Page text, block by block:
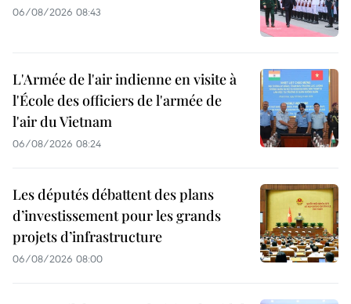
06/08/2026 08:43
L'Armée de l'air indienne en visite à
l'École des officiers de l'armée de
l'air du Vietnam
06/08/2026 08:24
Les députés débattent des plans
d’investissement pour les grands
projets d’infrastructure
06/08/2026 08:00